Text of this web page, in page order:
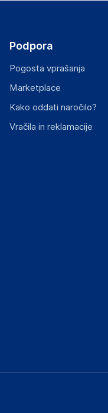
predpisi.
Podpora
Pogosta vprašanja
Marketplace
Kako oddati naročilo?
Vračila in reklamacije